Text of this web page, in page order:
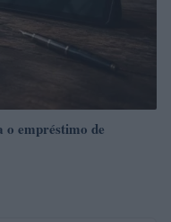
o empréstimo de